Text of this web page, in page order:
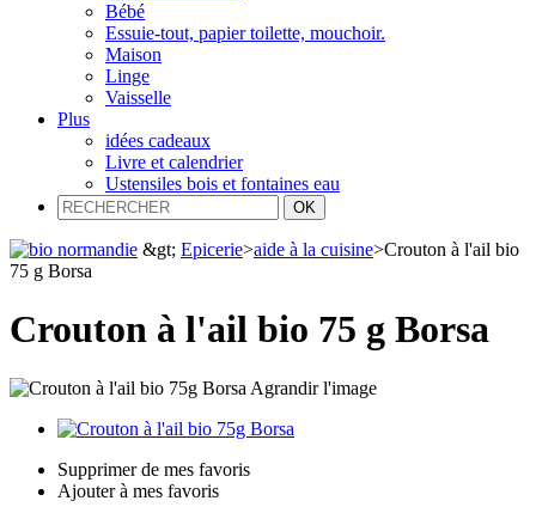
Bébé
Essuie-tout, papier toilette, mouchoir.
Maison
Linge
Vaisselle
Plus
idées cadeaux
Livre et calendrier
Ustensiles bois et fontaines eau
&gt; Epicerie>aide à la cuisine>Crouton à l'ail bio
75 g Borsa
Crouton à l'ail bio 75 g Borsa
Agrandir l'image
Supprimer de mes favoris
Ajouter à mes favoris